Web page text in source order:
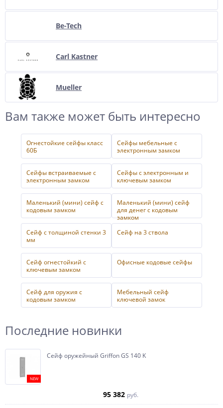
Be-Tech
Carl Kastner
Mueller
Вам также может быть интересно
Огнестойкие сейфы класс
60Б
Сейфы мебельные с
электронным замком
Сейфы встраиваемые с
электронным замком
Сейфы с электронным и
ключевым замком
Маленький (мини) сейф с
кодовым замком
Маленький (мини) сейф
для денег с кодовым
замком
Сейф с толщиной стенки 3
мм
Сейф на 3 ствола
Сейф огнестойкий с
ключевым замком
Офисные кодовые сейфы
Сейф для оружия с
кодовым замком
Мебельный сейф
ключевой замок
Последние новинки
NEW
Сейф оружейный Griffon GS 140 K
95 382 руб.